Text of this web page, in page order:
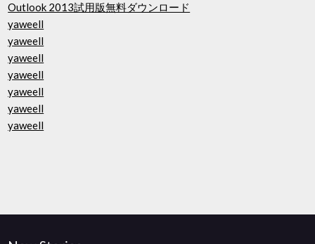
Outlook 2013試用版無料ダウンロード
yaweell
yaweell
yaweell
yaweell
yaweell
yaweell
yaweell